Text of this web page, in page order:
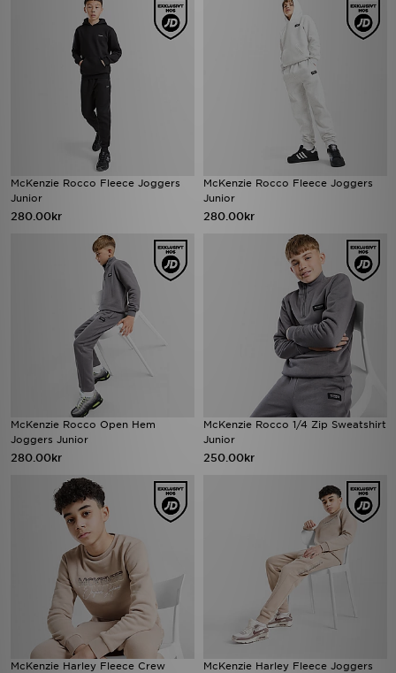
McKenzie Rocco Fleece Joggers
Junior
280.00kr
McKenzie Rocco Fleece Joggers
Junior
280.00kr
McKenzie Rocco Open Hem
Joggers Junior
280.00kr
McKenzie Rocco 1/4 Zip Sweatshirt
Junior
250.00kr
McKenzie Harley Fleece Crew
McKenzie Harley Fleece Joggers